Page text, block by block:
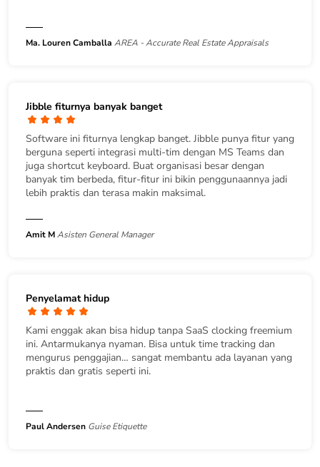
Ma. Louren Camballa AREA - Accurate Real Estate Appraisals
Jibble fiturnya banyak banget
Software ini fiturnya lengkap banget. Jibble punya fitur yang
berguna seperti integrasi multi-tim dengan MS Teams dan
juga shortcut keyboard. Buat organisasi besar dengan
banyak tim berbeda, fitur-fitur ini bikin penggunaannya jadi
lebih praktis dan terasa makin maksimal.
Amit MAsisten General Manager
Penyelamat hidup
Kami enggak akan bisa hidup tanpa SaaS clocking freemium
ini. Antarmukanya nyaman. Bisa untuk time tracking dan
mengurus penggajian… sangat membantu ada layanan yang
praktis dan gratis seperti ini.
Paul Andersen Guise Etiquette